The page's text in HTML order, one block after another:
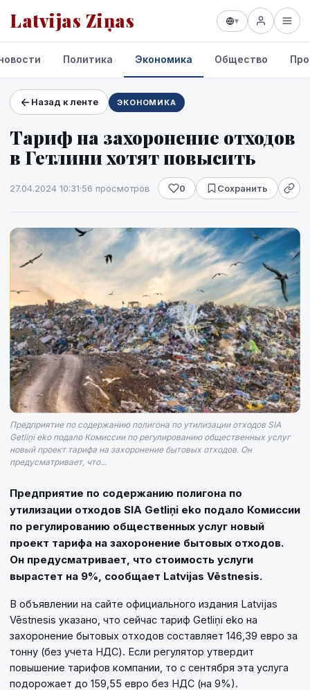
Latvijas Ziņas ▾
Проекты и сервисы
Прогноз погоды
Политика Экономика Общество
Назад к ленте ЭКОНОМИКА
Тариф на захоронение отходов
в Гетлини хотят повысить
27.04.2024 10:31·56 просмотров 0 Сохранить
Предприятие по содержанию полигона по утилизации отходов SIA
Getliņi eko подало Комиссии по регулированию общественных услуг
новый проект тарифа на захоронение бытовых отходов. Он
предусматривает, что...
Предприятие по содержанию полигона по
утилизации отходов SIA Getliņi eko подало Комиссии
по регулированию общественных услуг новый
проект тарифа на захоронение бытовых отходов.
Он предусматривает, что стоимость услуги
вырастет на 9%, сообщает Latvijas Vēstnesis.
В объявлении на сайте официального издания Latvijas
Vēstnesis указано, что сейчас тариф Getliņi eko на
захоронение бытовых отходов составляет 146,39 евро за
тонну (без учета НДС). Если регулятор утвердит
повышение тарифов компании, то с сентября эта услуга
подорожает до 159,55 евро без НДС (на 9%).